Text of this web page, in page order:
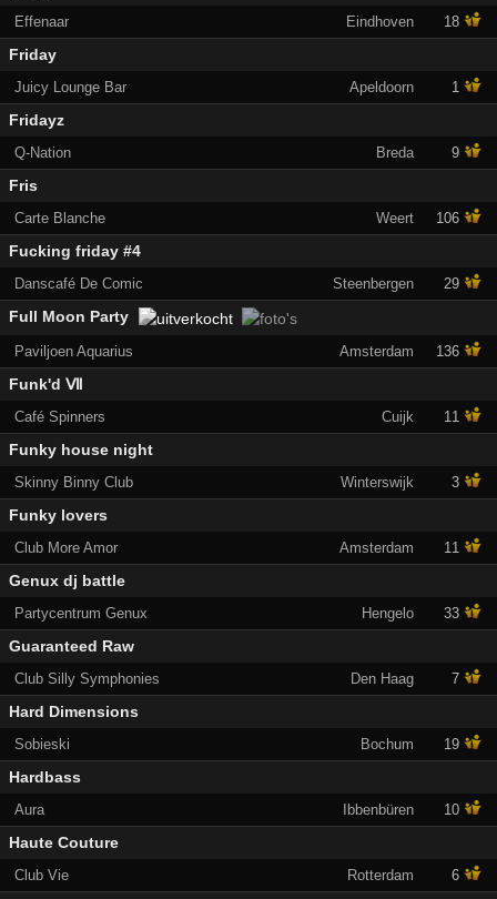
Effenaar Eindhoven 18
Friday
Juicy Lounge Bar Apeldoorn 1
Fridayz
Q-Nation Breda 9
Fris
Carte Blanche Weert 106
Fucking friday #4
Danscafé De Comic Steenbergen 29
Full Moon Party
Paviljoen Aquarius Amsterdam 136
Funk'd Ⅶ
Café Spinners Cuijk 11
Funky house night
Skinny Binny Club Winterswijk 3
Funky lovers
Club More Amor Amsterdam 11
Genux dj battle
Partycentrum Genux Hengelo 33
Guaranteed Raw
Club Silly Symphonies Den Haag 7
Hard Dimensions
Sobieski Bochum 19
Hardbass
Aura Ibbenbüren 10
Haute Couture
Club Vie Rotterdam 6